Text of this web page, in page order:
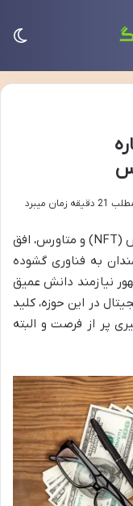
میبرد
دنیای رو به تحول توکن های غیرقابل تعویض (NFT) و متاورس، افق
به فناوری گشوده
نیازمند دانش عمیق
در این حوزه، کلید
پر از فرصت و البته